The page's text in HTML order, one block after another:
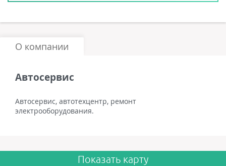
О компании
Автосервис
Автосервис, автотехцентр, ремонт
электрооборудования.
Показать карту